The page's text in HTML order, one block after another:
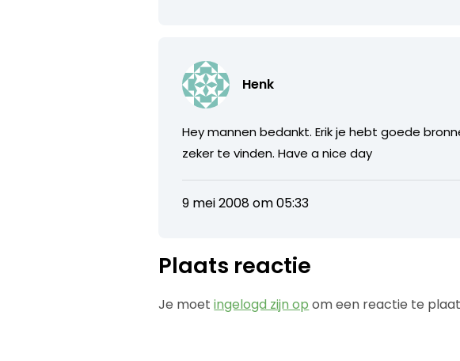
Henk
Hey mannen bedankt. Erik je hebt goede
zeker te vinden. Have a nice day
9 mei 2008 om 05:33
Plaats reactie
Je moetingelogd zijn op om een reactie te